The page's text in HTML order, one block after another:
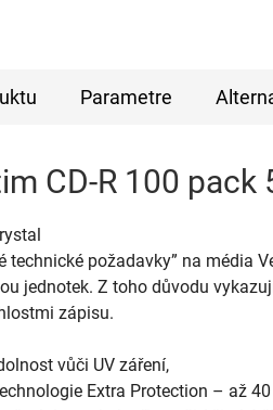
Parametre
CD-R 100
technické požadavky” na média
jednotek. Z toho důvodu
zápisu.
vůči UV záření,
Extra Protection – až